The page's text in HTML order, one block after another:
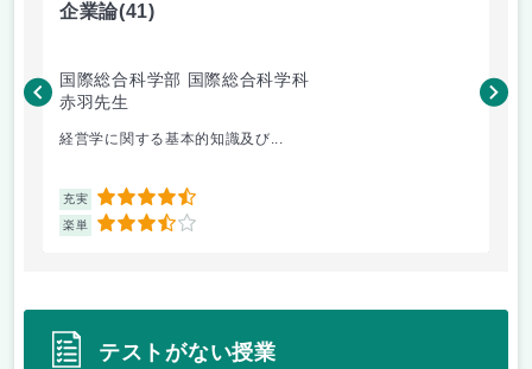
企業論(41)
国際総合科学部 国際総合科学科
赤羽先生
経営学に関する基本的知識及び...
充実 4.5
楽単 3.5
柴
テストがない授業